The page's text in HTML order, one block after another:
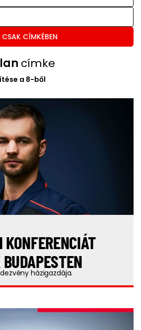
CSAK CÍMKÉBEN
címke
a 8-ből
KONFERENCIÁT
házigazdája.